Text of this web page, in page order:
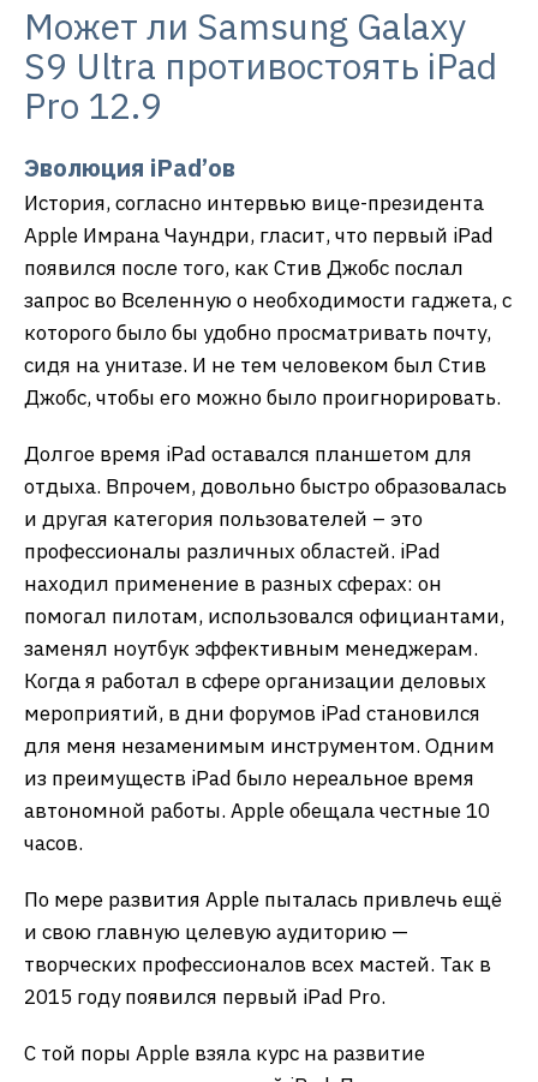
Может ли Samsung Galaxy
S9 Ultra противостоять iPad
Pro 12.9
Эволюция iPad’ов
История, согласно интервью вице-президента
Apple Имрана Чаундри, гласит, что первый iPad
появился после того, как Стив Джобс послал
запрос во Вселенную о необходимости гаджета, с
которого было бы удобно просматривать почту,
сидя на унитазе. И не тем человеком был Стив
Джобс, чтобы его можно было проигнорировать.
Долгое время iPad оставался планшетом для
отдыха. Впрочем, довольно быстро образовалась
и другая категория пользователей – это
профессионалы различных областей. iPad
находил применение в разных сферах: он
помогал пилотам, использовался официантами,
заменял ноутбук эффективным менеджерам.
Когда я работал в сфере организации деловых
мероприятий, в дни форумов iPad становился
для меня незаменимым инструментом. Одним
из преимуществ iPad было нереальное время
автономной работы. Apple обещала честные 10
часов.
По мере развития Apple пыталась привлечь ещё
и свою главную целевую аудиторию —
творческих профессионалов всех мастей. Так в
2015 году появился первый iPad Pro.
С той поры Apple взяла курс на развитие